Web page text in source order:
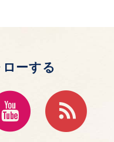
ーする